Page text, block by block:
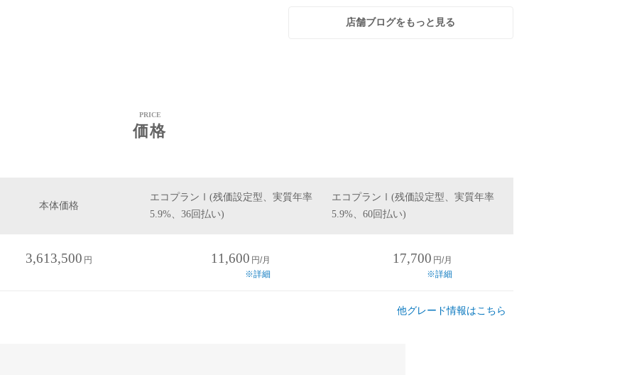
店舗ブログをもっと見る
PRICE
価格
本体価格
エコプランⅠ(残価設定型、実質年率
5.9%、36回払い)
エコプランⅠ(残価設定型、実質年率
5.9%、60回払い)
3,613,500 円 11,600 円/月
※詳細
17,700 円/月
※詳細
他グレード情報はこちら